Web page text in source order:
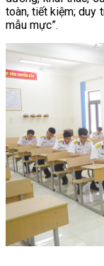
toàn, tiết kiệm; duy
mẫu mực”.